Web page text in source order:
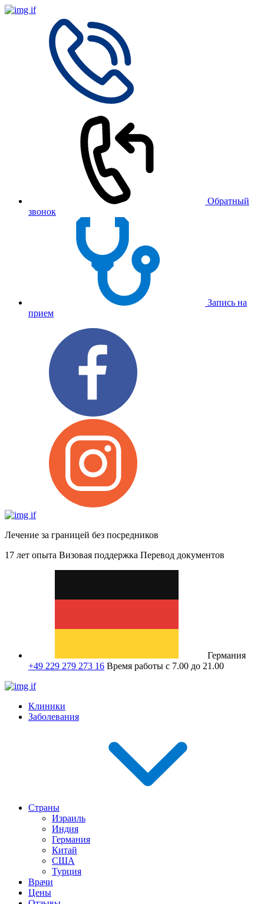
Обратный
звонок
Запись на
прием
Лечение за границей без посредников
17 лет опыта Визовая поддержка Перевод документов
Германия
+49 229 279 273 16 Время работы с 7.00 до 21.00
Клиники
Заболевания
Страны
Израиль
Индия
Германия
Китай
США
Турция
Врачи
Цены